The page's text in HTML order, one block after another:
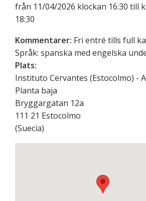
från 11/04/2026 klockan 16:30 till
18:30
Kommentarer: Fri entré tills full
Språk: spanska med engelska
Plats:
Instituto Cervantes (Estocolmo) -
Planta baja
Bryggargatan 12a
111 21 Estocolmo
(Suecia)